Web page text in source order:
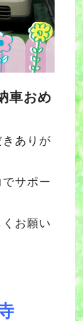
車おめ
ありが
でサポー
お願い